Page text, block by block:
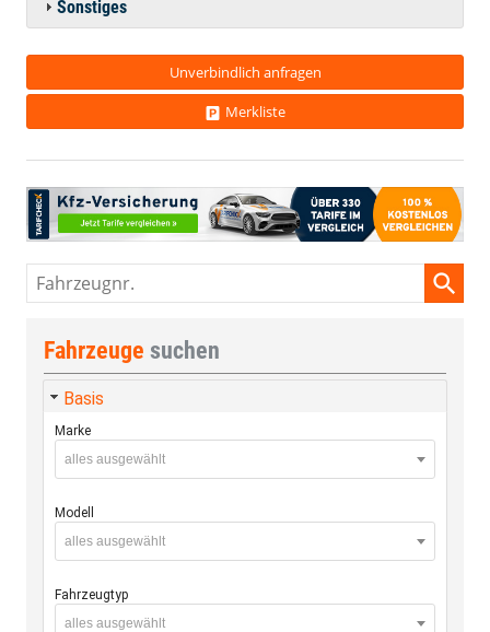
Sonstiges
Unverbindlich anfragen
Merkliste
Fahrzeugnr.
Fahrzeuge suchen
Basis
Marke
alles ausgewählt
Modell
alles ausgewählt
Fahrzeugtyp
alles ausgewählt